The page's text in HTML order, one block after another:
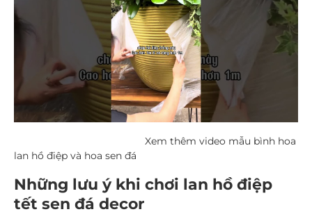
Xem thêm video mẫu bình hoa
lan hồ điệp và hoa sen đá
Những lưu ý khi chơi lan hồ điệp
tết sen đá decor